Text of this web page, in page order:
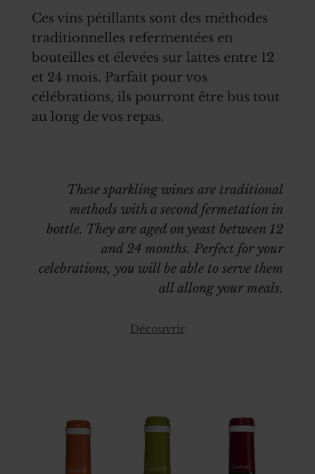
Ces vins pétillants sont des méthodes
traditionnelles refermentées en
bouteilles et élevées sur lattes entre 12
et 24 mois. Parfait pour vos
célébrations, ils pourront être bus tout
au long de vos repas.
These sparkling wines are traditional
methods with a second fermetation in
bottle. They are aged on yeast between 12
and 24 months. Perfect for your
celebrations, you will be able to serve them
all allong your meals.
Découvrir